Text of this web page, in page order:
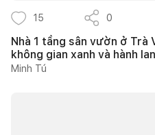
15 0
Nhà 1 tầng sân vườn ở Trà
không gian xanh và hành
Minh Tú